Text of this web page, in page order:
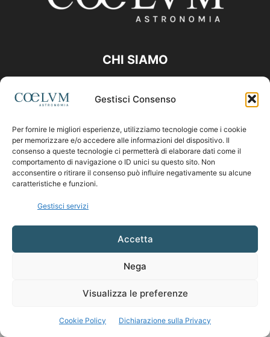
Gestisci Consenso
Per fornire le migliori esperienze, utilizziamo tecnologie come i cookie
per memorizzare e/o accedere alle informazioni del dispositivo. Il
consenso a queste tecnologie ci permetterà di elaborare dati come il
comportamento di navigazione o ID unici su questo sito. Non
acconsentire o ritirare il consenso può influire negativamente su alcune
caratteristiche e funzioni.
Gestisci servizi
Accetta
Nega
Visualizza le preferenze
Cookie Policy Dichiarazione sulla Privacy
CHI SIAMO
Contattaci:coelumastro@coelum.com
SEGUICI